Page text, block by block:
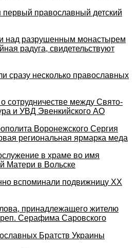
первый православный детский
над разрушенным монастырем
радуга, свидетельствуют
сразу несколько православных
сотрудничестве между Свято-
и УВД Эвенкийского АО
Воронежского Сергия
региональная ярмарка меда
в храме во имя
Матери в Вольске
вспоминали подвижницу XX
принадлежащего жителю
Серафима Саровского
Братств Украины